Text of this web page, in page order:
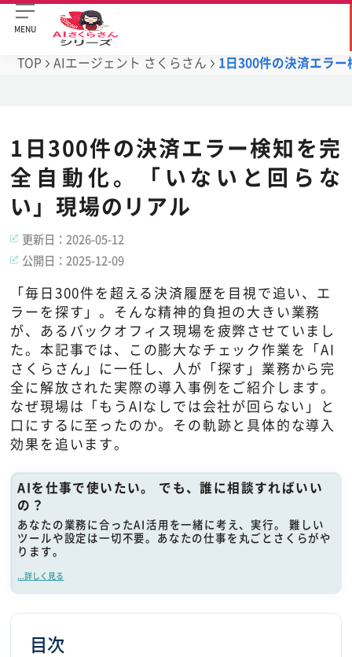
MENU
TOP AIエージェント さくらさん 1日300件の決済エラ
1日300件の決済エラー検知を完
全自動化。「いないと回らな
い」現場のリアル
更新日：2026-05-12
公開日：2025-12-09
「毎日300件を超える決済履歴を目視で追い、エ
ラーを探す」。そんな精神的負担の大きい業務
が、あるバックオフィス現場を疲弊させていまし
た。本記事では、この膨大なチェック作業を「AI
さくらさん」に一任し、人が「探す」業務から完
全に解放された実際の導入事例をご紹介します。
なぜ現場は「もうAIなしでは会社が回らない」と
口にするに至ったのか。その軌跡と具体的な導入
効果を追います。
AIを仕事で使いたい。 でも、誰に相談すればいい
の？
あなたの業務に合ったAI活用を一緒に考え、実行。 難しい
ツールや設定は一切不要。あなたの仕事を丸ごとさくらがや
ります。
...詳しく見る
目次